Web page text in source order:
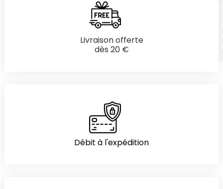
Livraison offerte
dès 20 €
Débit à l'expédition